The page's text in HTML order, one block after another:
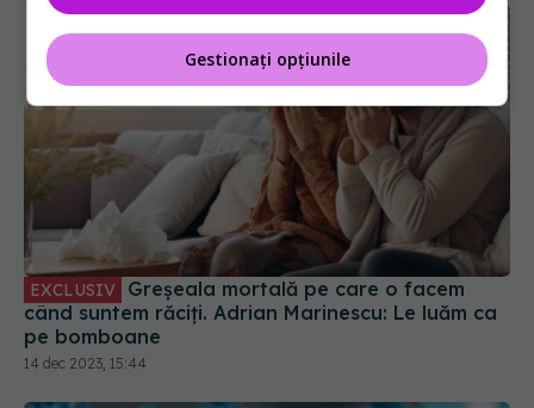
EXCLUSIV
când suntem răciți. Adrian Marinescu: Le luăm ca
pe bomboane
14 dec 2023, 15:44
Gestionați opțiunile